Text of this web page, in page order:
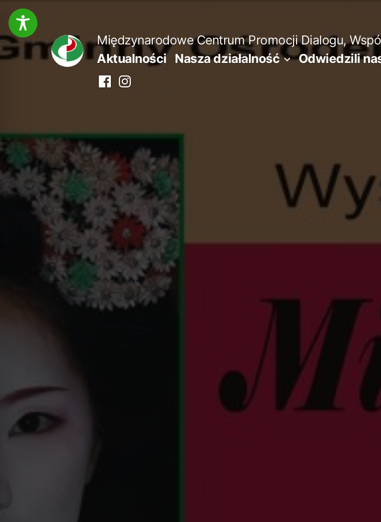
Przejdź
do
treści
Międzynarodowe Centrum Promocji Dialogu,
Aktualności Nasza działalność Odwiedzili
FacebookInstagram